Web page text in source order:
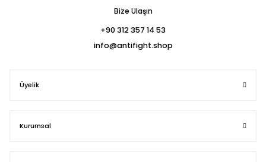
Bize Ulaşın
+90 312 357 14 53
info@antifight.shop
Üyelik
Kurumsal